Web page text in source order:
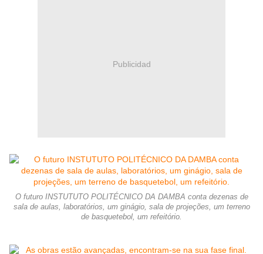
Publicidad
O futuro INSTUTUTO POLITÉCNICO DA DAMBA conta dezenas de
sala de aulas, laboratórios, um ginágio, sala de projeções, um terreno
de basquetebol, um refeitório.